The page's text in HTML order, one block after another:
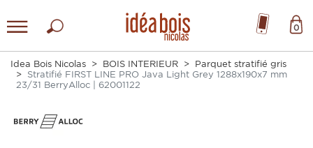
0
Idea Bois Nicolas BOIS INTERIEUR
Parquet stratifié gris
Stratifié FIRST LINE PRO Java Light Grey 1288x190x7 mm
23/31 BerryAlloc | 62001122